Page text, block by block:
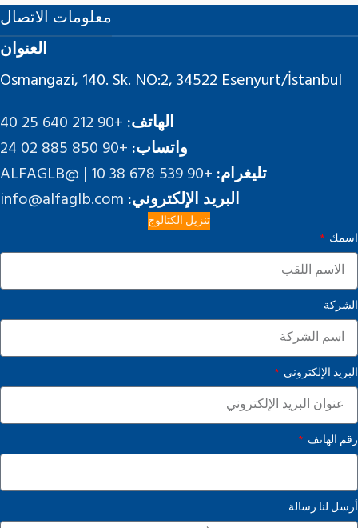
معلومات الاتصال
العنوان
Osmangazi, 140. Sk. NO:2, 34522 Esenyurt/İstanbul
الهاتف: +90 212 640 25 40
واتساب: +90 850 885 02 24
تليغرام: +90 539 678 38 10 | @ALFAGLB
البريد الإلكتروني: info@alfaglb.com
تنزيل الكتالوج
اسمك
الشركة
البريد الإلكتروني
رقم الهاتف
أرسل لنا رسالة